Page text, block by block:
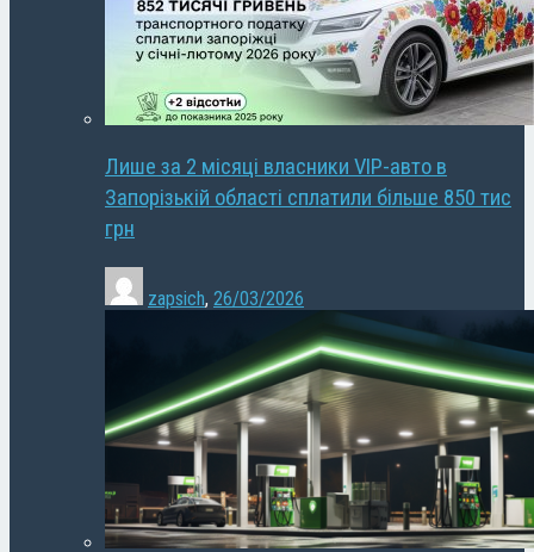
Лише за 2 місяці власники VIP-авто в
Запорізькій області сплатили більше 850 тис
грн
zapsich, 26/03/2026